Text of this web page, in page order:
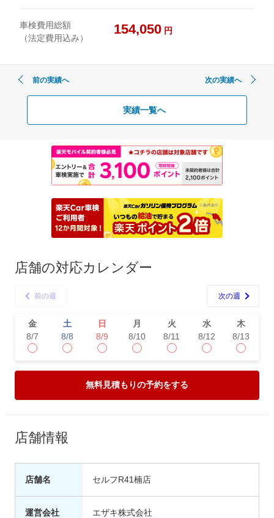
車検費用総額
（法定費用込み）
154,050 円
前の実績へ 次の実績へ
実績一覧へ
店舗の対応カレンダー
前の週 次の週
金
8/7
土
8/8
日
8/9
月
8/10
火
8/11
水
8/12
木
8/13
無料見積もりの予約をする
店舗情報
店舗名 セルフR41楠店
運営会社 エザキ株式会社